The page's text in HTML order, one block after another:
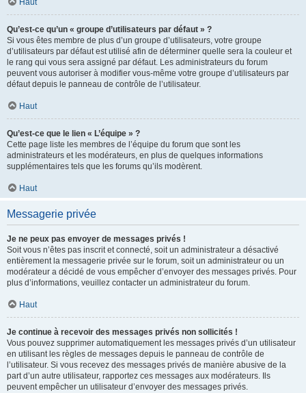
Haut
Qu’est-ce qu’un « groupe d’utilisateurs par défaut » ?
Si vous êtes membre de plus d’un groupe d’utilisateurs, votre groupe
d’utilisateurs par défaut est utilisé afin de déterminer quelle sera la couleur et
le rang qui vous sera assigné par défaut. Les administrateurs du forum
peuvent vous autoriser à modifier vous-même votre groupe d’utilisateurs par
défaut depuis le panneau de contrôle de l’utilisateur.
Haut
Qu’est-ce que le lien « L’équipe » ?
Cette page liste les membres de l’équipe du forum que sont les
administrateurs et les modérateurs, en plus de quelques informations
supplémentaires tels que les forums qu’ils modèrent.
Haut
Messagerie privée
Je ne peux pas envoyer de messages privés !
Soit vous n’êtes pas inscrit et connecté, soit un administrateur a désactivé
entièrement la messagerie privée sur le forum, soit un administrateur ou un
modérateur a décidé de vous empêcher d’envoyer des messages privés. Pour
plus d’informations, veuillez contacter un administrateur du forum.
Haut
Je continue à recevoir des messages privés non sollicités !
Vous pouvez supprimer automatiquement les messages privés d’un utilisateur
en utilisant les règles de messages depuis le panneau de contrôle de
l’utilisateur. Si vous recevez des messages privés de manière abusive de la
part d’un autre utilisateur, rapportez ces messages aux modérateurs. Ils
peuvent empêcher un utilisateur d’envoyer des messages privés.